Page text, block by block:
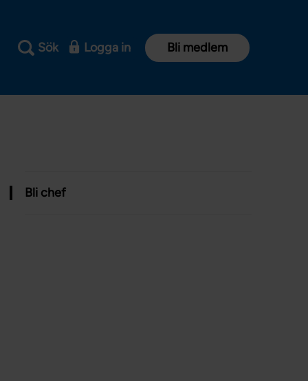
Sök Logga in Bli medlem
Bli chef